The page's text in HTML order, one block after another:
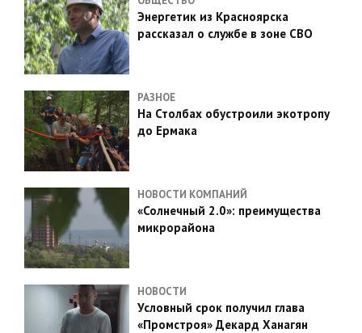
Энергетик из Красноярска
рассказал о службе в зоне СВО
РАЗНОЕ
На Столбах обустроили экотропу
до Ермака
НОВОСТИ КОМПАНИЙ
«Солнечный 2.0»: преимущества
микрорайона
НОВОСТИ
Условный срок получил глава
«Промстроя» Декард Ханагян